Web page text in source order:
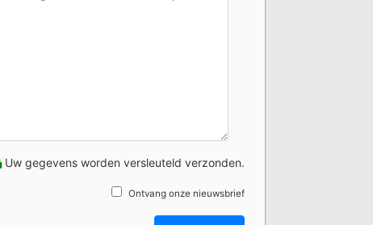
Uw gegevens worden versleuteld verzonden.
Ontvang onze nieuwsbrief